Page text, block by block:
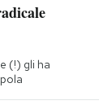
(!) gli ha